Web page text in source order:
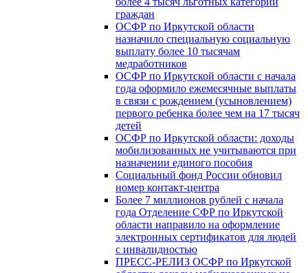
граждан
ОСФР по Иркутской области
назначило специальную социальную
выплату более 10 тысячам
медработников
ОСФР по Иркутской области с начала
года оформило ежемесячные выплаты
в связи с рождением (усыновлением)
первого ребенка более чем на 17 тысяч
детей
ОСФР по Иркутской области: доходы
мобилизованных не учитываются при
назначении единого пособия
Социальный фонд России обновил
номер контакт-центра
Более 7 миллионов рублей с начала
года Отделение СФР по Иркутской
области направило на оформление
электронных сертификатов для людей
с инвалидностью
ПРЕСС-РЕЛИЗ ОСФР по Иркутской